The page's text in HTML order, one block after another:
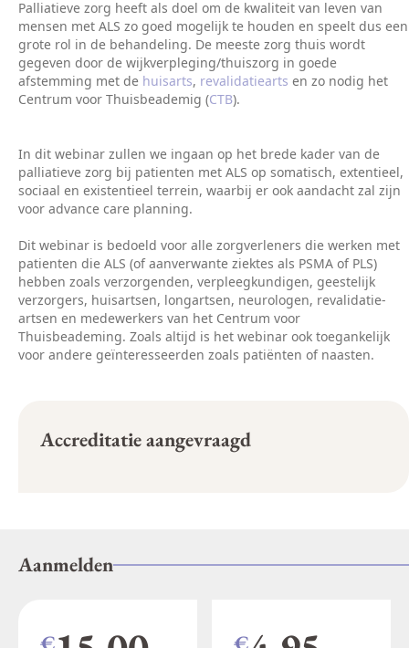
Palliatieve zorg heeft als doel om de kwaliteit van leven van
mensen met ALS zo goed mogelijk te houden en speelt dus een
grote rol in de behandeling. De meeste zorg thuis wordt
gegeven door de wijkverpleging/thuiszorg in goede
afstemming met de huisarts, revalidatiearts en zo nodig het
Centrum voor Thuisbeademig (CTB).
In dit webinar zullen we ingaan op het brede kader van de
palliatieve zorg bij patienten met ALS op somatisch, extentieel,
sociaal en existentieel terrein, waarbij er ook aandacht zal zijn
voor advance care planning.
Dit webinar is bedoeld voor alle zorgverleners die werken met
patienten die ALS (of aanverwante ziektes als PSMA of PLS)
hebben zoals verzorgenden, verpleegkundigen, geestelijk
verzorgers, huisartsen, longartsen, neurologen, revalidatie-
artsen en medewerkers van het Centrum voor
Thuisbeademing. Zoals altijd is het webinar ook toegankelijk
voor andere geïnteresseerden zoals patiënten of naasten.
Accreditatie aangevraagd
Aanmelden